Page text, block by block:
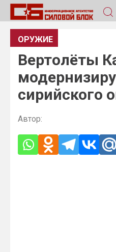
ОРУЖИЕ
Вертолёты
сирийского
Автор: